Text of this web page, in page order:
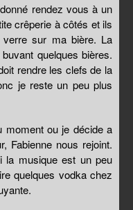
rendez vous à un
crêperie à côtés et ils
verre sur ma bière. La
quelques bières.
rendre les clefs de la
je reste un peu plus
moment ou je décide a
Fabienne nous rejoint.
musique est un peu
quelques vodka chez